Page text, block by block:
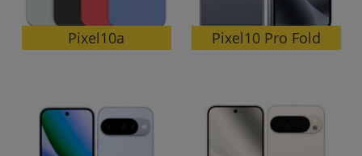
Pixel10a Pixel10 Pro Fold
メーカー
製造、販売メーカーの絞り込み
商品の搭載機能による絞り込み
「5G対応」「防水」「ワンセグ」など
ドライブ